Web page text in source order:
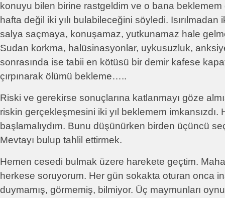
konuyu bilen birine rastgeldim ve o bana
hafta değil iki yılı bulabileceğini söyledi. Isırılmadan
salya saçmaya, konuşamaz, yutkunamaz hale
Sudan korkma, halüsinasyonlar, uykusuzluk,
sonrasında ise tabii en kötüsü bir demir kafese
çırpınarak ölümü bekleme…..
Riski ve gerekirse sonuçlarına katlanmayı göze
riskin gerçekleşmesini iki yıl beklemem imkansızdı.
başlamalıydım. Bunu düşünürken birden üçüncü
Mevtayı bulup tahlil ettirmek.
Hemen cesedi bulmak üzere harekete geçtim.
herkese soruyorum. Her gün sokakta oturan onca
duymamış, görmemiş, bilmiyor. Üç maymunları